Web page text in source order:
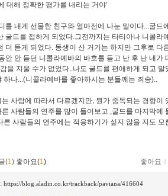
대해 정확한 평가를 내리는 거야'
를 내게 선물한 친구와 얼마전에 나눈 말이다...굴드
굴드를 접하게 되었다.그전까지는 타티아나 니콜라
더 듣게 되었다. 동생이 산 거기는 하지만 그후로 다
안 안 듣던 니콜라예바의 바흐를 듣고 난 후 난 내가
을 지울 수가 없었다..나도 굴드를 편애하게 되고
하나...(니콜라예바를 좋아하시는 분들께는 죄송)..
사람에 따라서 다르겠지만, 뭔가 중독되는 경향이
사람들의 연주를 많이 들어보고 ,굴드를 마지막에
른 사람들의 연주에는 적응하기가 싶지 않을 지도
(1) 좋아요(1) 좋아요 ｌ
https://blog.aladin.co.kr/trackback/paviana/416604